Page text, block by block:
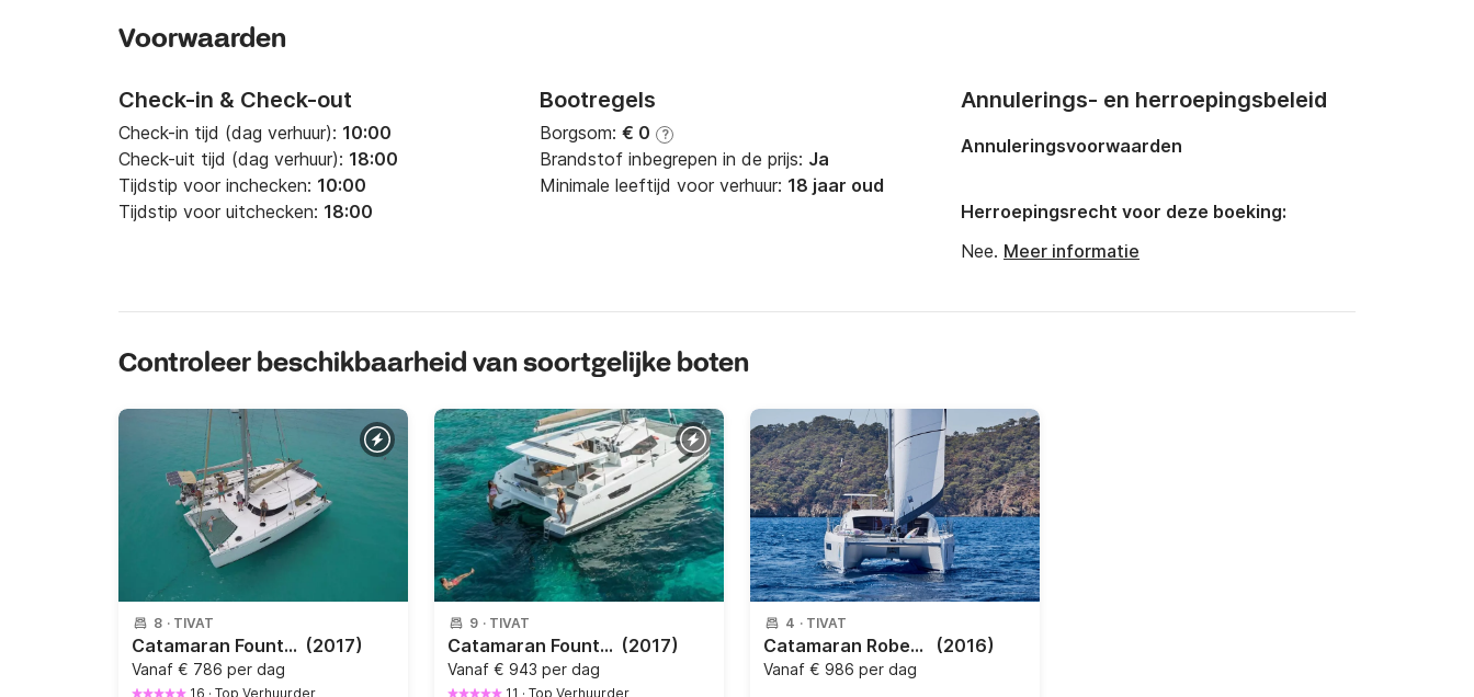
Voorwaarden
Check-in & Check-out
Check-in tijd (dag verhuur): 10:00
Check-uit tijd (dag verhuur): 18:00
Tijdstip voor inchecken: 10:00
Tijdstip voor uitchecken: 18:00
Bootregels
Borgsom: € 0 ?
Brandstof inbegrepen in de prijs: Ja
Minimale leeftijd voor verhuur: 18 jaar oud
Annulerings- en herroepingsbeleid
Annuleringsvoorwaarden
Herroepingsrecht voor deze boeking:
Nee. Meer informatie
Controleer beschikbaarheid van soortgelijke boten
8 · TIVAT
Catamaran Fountaine Pajot Lipari 41 12m (2017)
Vanaf € 786 per dag
16 · Top Verhuurder
9 · TIVAT
Catamaran Fountaine Pajot Fountaine Pajot Lucia 40 — Spacious Catamaran in K 12m (2017)
Vanaf € 943 per dag
11 · Top Verhuurder
4 · TIVAT
Catamaran Robertson & Caine Leopard 40 12.2m (2016)
Vanaf € 986 per dag